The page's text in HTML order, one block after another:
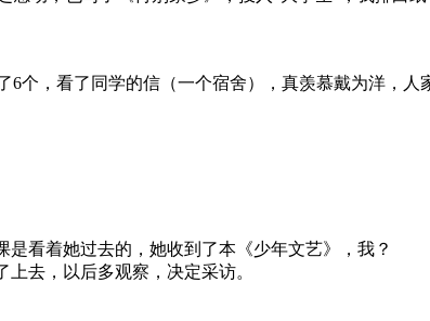
6个，看了同学的信（一个宿舍），真羡慕戴为洋，人
看着她过去的，她收到了本《少年文艺》，我？
去，以后多观察，决定采访。